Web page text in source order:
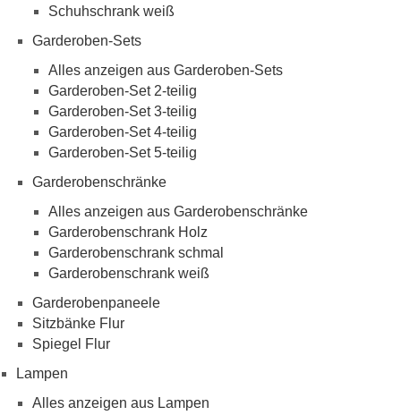
Schuhschrank weiß
Garderoben-Sets
Alles anzeigen aus Garderoben-Sets
Garderoben-Set 2-teilig
Garderoben-Set 3-teilig
Garderoben-Set 4-teilig
Garderoben-Set 5-teilig
Garderobenschränke
Alles anzeigen aus Garderobenschränke
Garderobenschrank Holz
Garderobenschrank schmal
Garderobenschrank weiß
Garderobenpaneele
Sitzbänke Flur
Spiegel Flur
Lampen
Alles anzeigen aus Lampen